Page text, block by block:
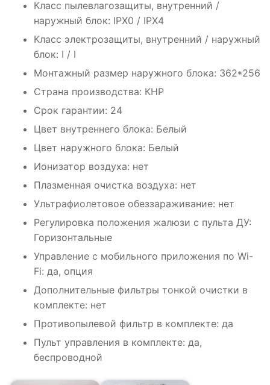
Класс пылевлагозащиты, внутренний /
наружный блок: IPX0 / IPX4
Класс электрозащиты, внутренний / наружный
блок: I / I
Монтажный размер наружного блока: 362*256
Страна производства: КНР
Срок гарантии: 24
Цвет внутреннего блока: Белый
Цвет наружного блока: Белый
Ионизатор воздуха: нет
Плазменная очистка воздуха: нет
Ультрафиолетовое обеззараживание: нет
Регулировка положения жалюзи с пульта ДУ:
Горизонтальные
Управление c мобильного приложения по Wi-
Fi: да, опция
Дополнительные фильтры тонкой очистки в
комплекте: нет
Противопылевой фильтр в комплекте: да
Пульт управления в комплекте: да,
беспроводной